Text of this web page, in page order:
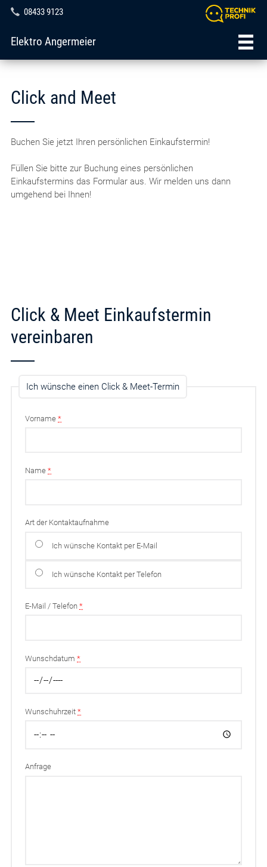
08433 9123
Elektro Angermeier
Click and Meet
Buchen Sie jetzt Ihren persönlichen Einkaufstermin!
Füllen Sie bitte zur Buchung eines persönlichen
Einkaufstermins das Formular aus. Wir melden uns dann
umgehend bei Ihnen!
Click & Meet Einkaufstermin
vereinbaren
Ich wünsche einen Click & Meet-Termin
Vorname*
Name*
Art der Kontaktaufnahme
Ich wünsche Kontakt per E-Mail
Ich wünsche Kontakt per Telefon
E-Mail / Telefon*
Wunschdatum*
Wunschuhrzeit*
Anfrage